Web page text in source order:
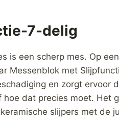
7-delig
is een scherp mes. Op
Messenblok met
en zorgt ervoor
dat precies moet. Het
slijpers met de